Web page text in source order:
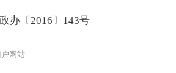
办〔2016〕143号
网站